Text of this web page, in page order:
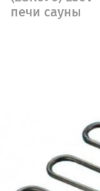
печи сауны